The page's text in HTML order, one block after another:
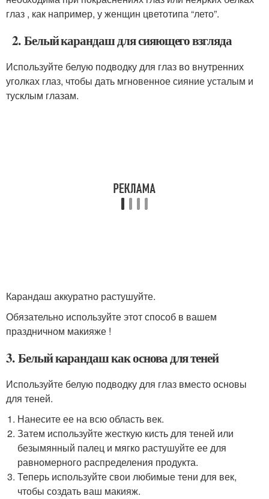
глаз , как например, у женщин цветотипа “лето”.
2. Белый карандаш для сияющего взгляда
Используйте белую подводку для глаз во внутренних
уголках глаз, чтобы дать мгновенное сияние усталым и
тусклым глазам.
Карандаш аккуратно растушуйте.
Обязательно используйте этот способ в вашем
праздничном макияже !
3. Белый карандаш как основа для теней
Используйте белую подводку для глаз вместо основы
для теней.
Нанесите ее на всю область век.
Затем используйте жесткую кисть для теней или
безымянный палец и мягко растушуйте ее для
равномерного распределения продукта.
Теперь используйте свои любимые тени для век,
чтобы создать ваш макияж.